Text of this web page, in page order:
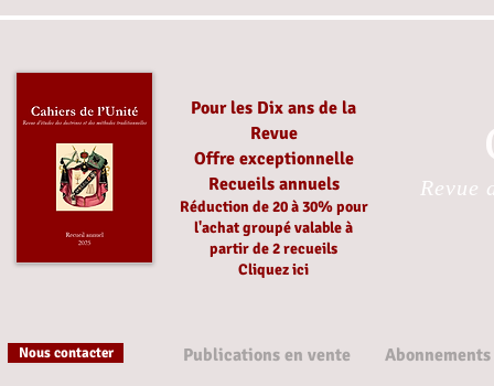
Pour les Dix ans de la
Revue
Offre exceptionnelle
Recueils annuels
Réduction de 20 à 30%pour
l'achat groupévalable à
partirde 2 recueils
Cliquez ici
Revue
Nous contacter Publications en vente Abonnements